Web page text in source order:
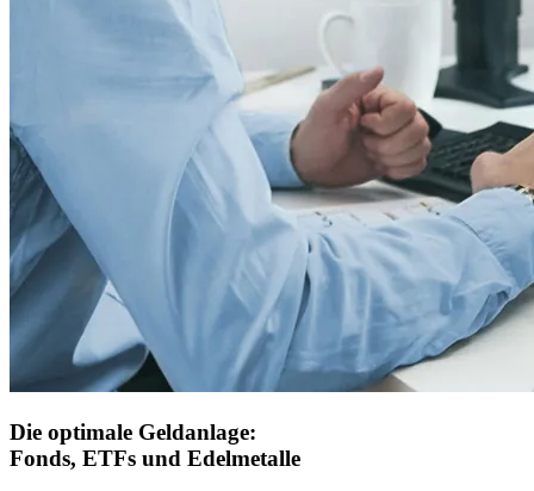
Die optimale Geldanlage:
Fonds, ETFs und Edelmetalle